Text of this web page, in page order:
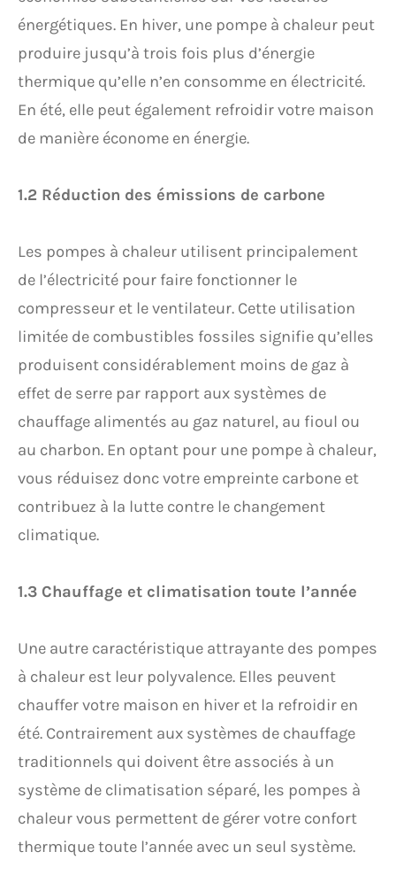
énergétiques. En hiver, une pompe à chaleur peut
produire jusqu’à trois fois plus d’énergie
thermique qu’elle n’en consomme en électricité.
En été, elle peut également refroidir votre maison
de manière économe en énergie.
1.2 Réduction des émissions de carbone
Les pompes à chaleur utilisent principalement
de l’électricité pour faire fonctionner le
compresseur et le ventilateur. Cette utilisation
limitée de combustibles fossiles signifie qu’elles
produisent considérablement moins de gaz à
effet de serre par rapport aux systèmes de
chauffage alimentés au gaz naturel, au fioul ou
au charbon. En optant pour une pompe à chaleur,
vous réduisez donc votre empreinte carbone et
contribuez à la lutte contre le changement
climatique.
1.3 Chauffage et climatisation toute l’année
Une autre caractéristique attrayante des pompes
à chaleur est leur polyvalence. Elles peuvent
chauffer votre maison en hiver et la refroidir en
été. Contrairement aux systèmes de chauffage
traditionnels qui doivent être associés à un
système de climatisation séparé, les pompes à
chaleur vous permettent de gérer votre confort
thermique toute l’année avec un seul système.